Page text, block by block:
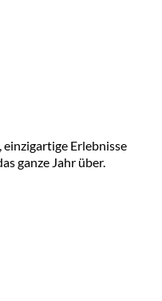
Erlebnisse
ganze Jahr über.